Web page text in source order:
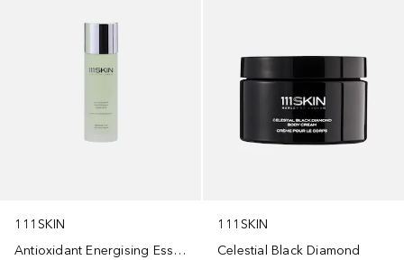
111SKIN
Antioxidant Energising Essence
111SKIN
Celestial Black Diamond